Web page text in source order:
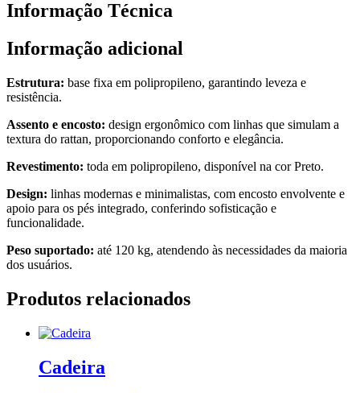
Informação Técnica
Informação adicional
Estrutura: base fixa em polipropileno, garantindo leveza e
resistência.
Assento e encosto: design ergonômico com linhas que simulam a
textura do rattan, proporcionando conforto e elegância.
Revestimento: toda em polipropileno, disponível na cor Preto.
Design: linhas modernas e minimalistas, com encosto envolvente e
apoio para os pés integrado, conferindo sofisticação e
funcionalidade.
Peso suportado: até 120 kg, atendendo às necessidades da maioria
dos usuários.
Produtos relacionados
Cadeira